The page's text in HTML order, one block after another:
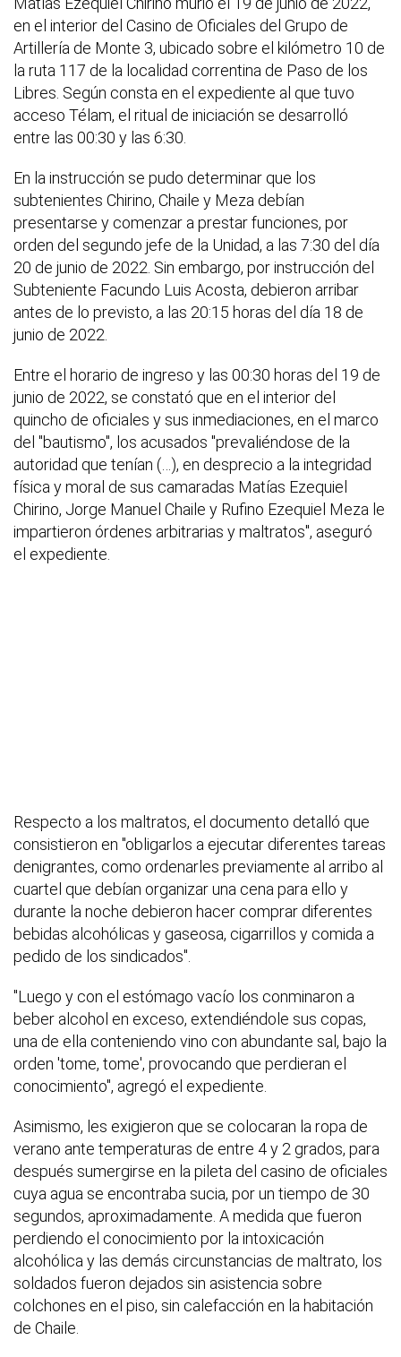
en el interior del Casino de Oficiales del Grupo de
Artillería de Monte 3, ubicado sobre el kilómetro 10 de
la ruta 117 de la localidad correntina de Paso de los
Libres. Según consta en el expediente al que tuvo
acceso Télam, el ritual de iniciación se desarrolló
entre las 00:30 y las 6:30.
En la instrucción se pudo determinar que los
subtenientes Chirino, Chaile y Meza debían
presentarse y comenzar a prestar funciones, por
orden del segundo jefe de la Unidad, a las 7:30 del día
20 de junio de 2022. Sin embargo, por instrucción del
Subteniente Facundo Luis Acosta, debieron arribar
antes de lo previsto, a las 20:15 horas del día 18 de
junio de 2022.
Entre el horario de ingreso y las 00:30 horas del 19 de
junio de 2022, se constató que en el interior del
quincho de oficiales y sus inmediaciones, en el marco
del "bautismo", los acusados "prevaliéndose de la
autoridad que tenían (…), en desprecio a la integridad
física y moral de sus camaradas Matías Ezequiel
Chirino, Jorge Manuel Chaile y Rufino Ezequiel Meza le
impartieron órdenes arbitrarias y maltratos", aseguró
el expediente.
Respecto a los maltratos, el documento detalló que
consistieron en "obligarlos a ejecutar diferentes tareas
denigrantes, como ordenarles previamente al arribo al
cuartel que debían organizar una cena para ello y
durante la noche debieron hacer comprar diferentes
bebidas alcohólicas y gaseosa, cigarrillos y comida a
pedido de los sindicados".
"Luego y con el estómago vacío los conminaron a
beber alcohol en exceso, extendiéndole sus copas,
una de ella conteniendo vino con abundante sal, bajo la
orden 'tome, tome', provocando que perdieran el
conocimiento", agregó el expediente.
Asimismo, les exigieron que se colocaran la ropa de
verano ante temperaturas de entre 4 y 2 grados, para
después sumergirse en la pileta del casino de oficiales
cuya agua se encontraba sucia, por un tiempo de 30
segundos, aproximadamente. A medida que fueron
perdiendo el conocimiento por la intoxicación
alcohólica y las demás circunstancias de maltrato, los
soldados fueron dejados sin asistencia sobre
colchones en el piso, sin calefacción en la habitación
de Chaile.